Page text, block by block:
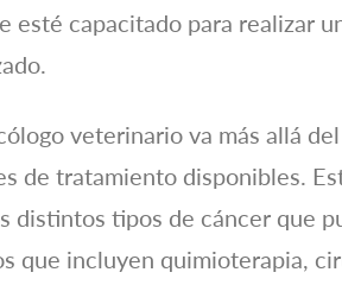
esté capacitado para realizar
veterinario va más allá
de tratamiento disponibles.
distintos tipos de cáncer que
que incluyen quimioterapia,